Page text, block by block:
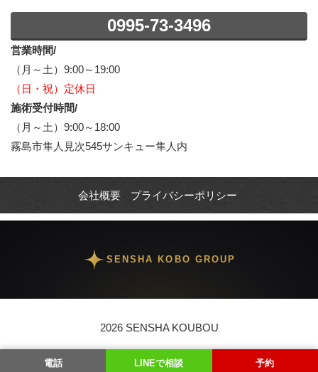
0995-73-3496
営業時間/
（月～土）9:00～19:00
（日・祝）定休日
施術受付時間/
（月～土）9:00～18:00
霧島市隼人見次545サンキュー隼人内
会社概要 プライバシーポリシー
SENSHA KOBO GROUP
2026 SENSHA KOUBOU
電話 LINEで相談 予約